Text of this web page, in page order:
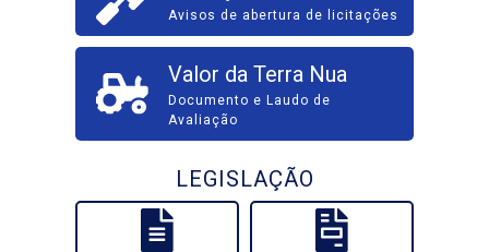
Avisos de abertura de licitações
Valor da Terra Nua
Documento e Laudo de
Avaliação
LEGISLAÇÃO